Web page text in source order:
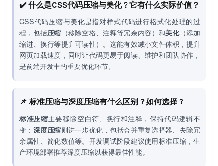
✔️ 什么是CSS代码压缩与美化？它有什么实际价值？
CSS代码压缩与美化是指对样式代码进行格式化处理的过
程，包括压缩 （移除空格、注释等冗余内容）和美化（添加
缩进、换行等提升可读性）。这能有效减小文件体积，提升
网页加载速度，同时让代码更易于阅读、维护和团队协作，
是前端开发中的重要优化环节。
📌 标准压缩与深度压缩有什么区别？如何选择？
标准压缩主要移除空白符、换行和注释，保持代码逻辑不
变； 深度压缩则进一步优化，包括合并重复选择器、去除冗
余属性、简化数值等。开发调试阶段建议使用标准压缩，生
产环境部署推荐深度压缩以获得最佳性能。